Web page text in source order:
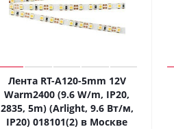
Лента RT-A120-5mm 12V
Warm2400 (9.6 W/m, IP20,
2835, 5m) (Arlight, 9.6 Вт/м,
IP20) 018101(2) в Москве